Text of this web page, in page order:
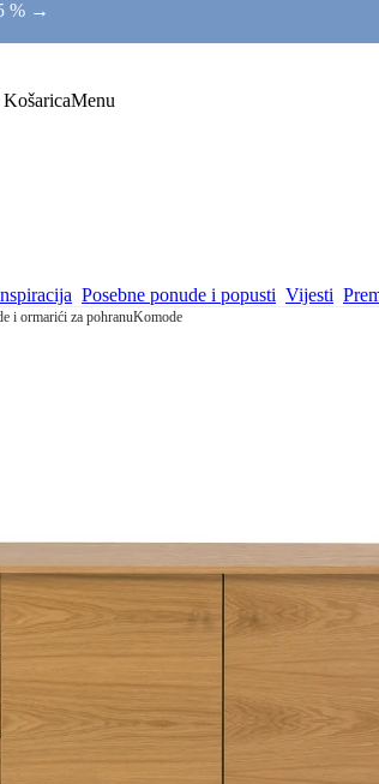
% →
KošaricaMenu
Posebne ponude i popusti Vijesti
i ormarići za pohranuKomode